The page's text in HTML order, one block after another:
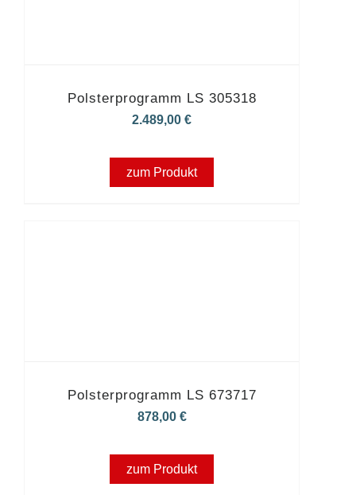
Polsterprogramm LS 305318
2.489,00€
zum Produkt
Polsterprogramm LS 673717
878,00 €
zum Produkt